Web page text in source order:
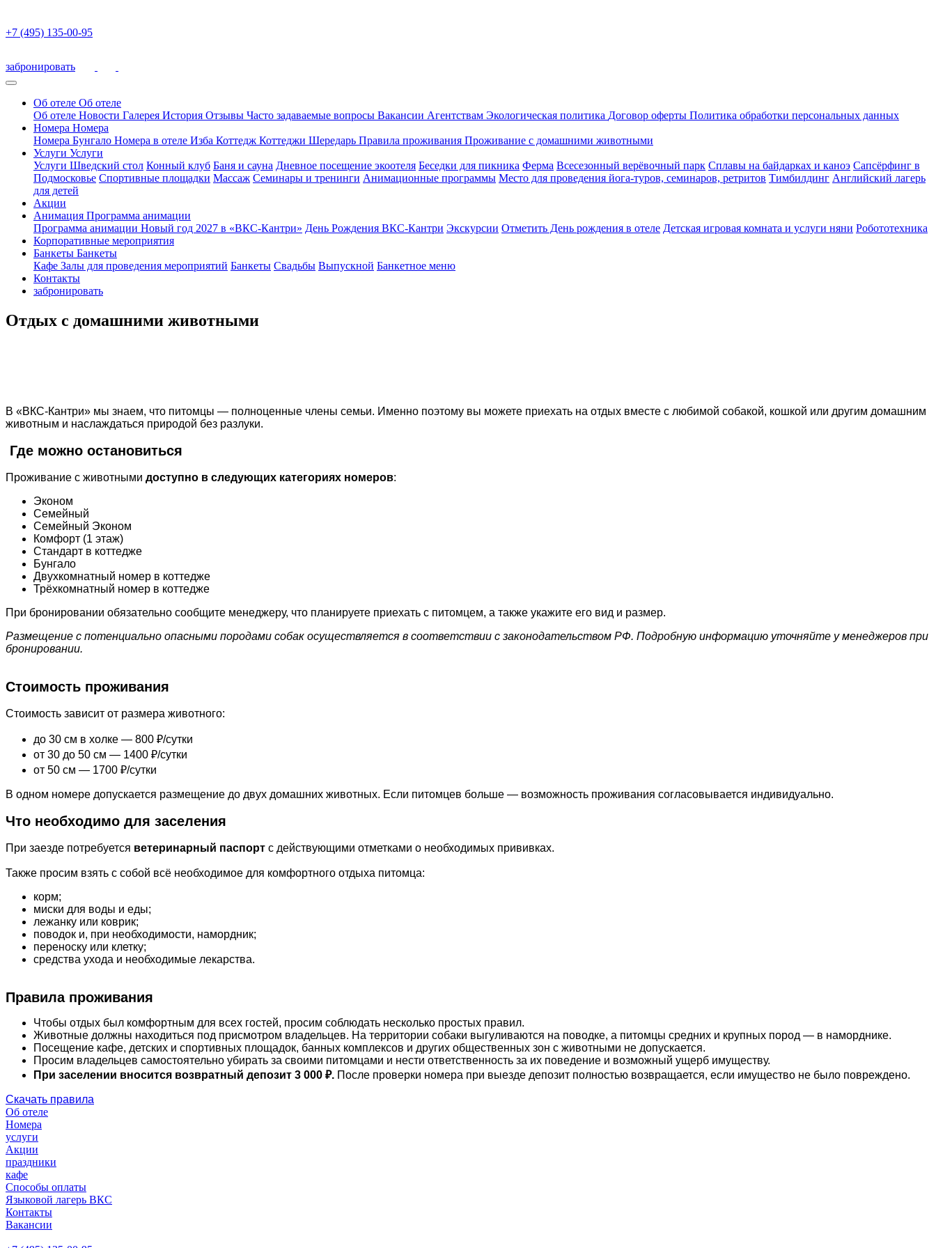
+7 (495) 135-00-95
забронировать
Об отеле Об отеле
Об отеле Новости Галерея История Отзывы Часто задаваемые вопросы Вакансии Агентствам Экологическая политика Договор оферты Политика обработки персональных данных
Номера Номера
Номера Бунгало Номера в отеле Изба Коттедж Коттеджи Шередарь Правила проживания Проживание с домашними животными
Услуги Услуги
Услуги Шведский стол Конный клуб Баня и сауна Дневное посещение экоотеля Беседки для пикника Ферма Всесезонный верёвочный парк Сплавы на байдарках и каноэ Сапсёрфинг в
Подмосковье Спортивные площадки Массаж Семинары и тренинги Анимационные программы Место для проведения йога-туров, семинаров, ретритов Тимбилдинг Английский лагерь
для детей
Акции
Анимация Программа анимации
Программа анимации Новый год 2027 в «ВКС-Кантри» День Рождения ВКС-Кантри Экскурсии Отметить День рождения в отеле Детская игровая комната и услуги няни Робототехника
Корпоративные мероприятия
Банкеты Банкеты
Кафе Залы для проведения мероприятий Банкеты Свадьбы Выпускной Банкетное меню
Контакты
забронировать
Отдых с домашними животными
В «ВКС-Кантри» мы знаем, что питомцы — полноценные члены семьи. Именно поэтому вы можете приехать на отдых вместе с любимой собакой, кошкой или другим домашним
животным и наслаждаться природой без разлуки.
Где можно остановиться
Проживание с животными доступно в следующих категориях номеров:
Эконом
Семейный
Семейный Эконом
Комфорт (1 этаж)
Стандарт в коттедже
Бунгало
Двухкомнатный номер в коттедже
Трёхкомнатный номер в коттедже
При бронировании обязательно сообщите менеджеру, что планируете приехать с питомцем, а также укажите его вид и размер.
Размещение с потенциально опасными породами собак осуществляется в соответствии с законодательством РФ. Подробную информацию уточняйте у менеджеров при
бронировании.
Стоимость проживания
Стоимость зависит от размера животного:
до 30 см в холке — 800 ₽/сутки
от 30 до 50 см — 1400 ₽/сутки
от 50 см — 1700 ₽/сутки
В одном номере допускается размещение до двух домашних животных. Если питомцев больше — возможность проживания согласовывается индивидуально.
Что необходимо для заселения
При заезде потребуется ветеринарный паспорт с действующими отметками о необходимых прививках.
Также просим взять с собой всё необходимое для комфортного отдыха питомца:
корм;
миски для воды и еды;
лежанку или коврик;
поводок и, при необходимости, намордник;
переноску или клетку;
средства ухода и необходимые лекарства.
Правила проживания
Чтобы отдых был комфортным для всех гостей, просим соблюдать несколько простых правил.
Животные должны находиться под присмотром владельцев. На территории собаки выгуливаются на поводке, а питомцы средних и крупных пород — в наморднике.
Посещение кафе, детских и спортивных площадок, банных комплексов и других общественных зон с животными не допускается.
Просим владельцев самостоятельно убирать за своими питомцами и нести ответственность за их поведение и возможный ущерб имуществу.
При заселении вносится возвратный депозит 3 000 ₽. После проверки номера при выезде депозит полностью возвращается, если имущество не было повреждено.
Скачать правила
Об отеле
Номера
услуги
Акции
праздники
кафе
Способы оплаты
Языковой лагерь ВКС
Контакты
Вакансии